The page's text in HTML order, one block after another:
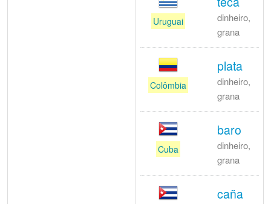
Uruguai
dinheiro,
grana
Colômbia
plata
dinheiro,
grana
Cuba
baro
dinheiro,
grana
caña